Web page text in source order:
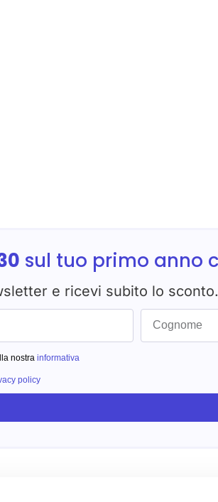
sul tuo primo anno
e ricevi subito lo sconto.
nostrainformativa
policy